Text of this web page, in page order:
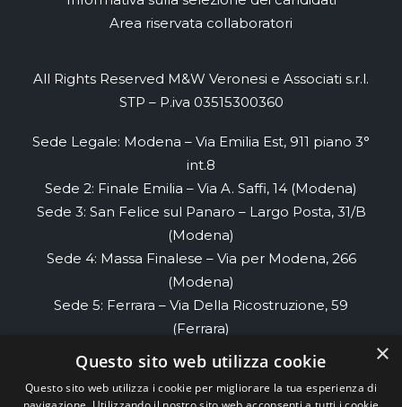
Area riservata collaboratori
All Rights Reserved M&W Veronesi e Associati s.r.l.
STP – P.iva 03515300360
Sede Legale: Modena – Via Emilia Est, 911 piano 3°
int.8
Sede 2: Finale Emilia – Via A. Saffi, 14 (Modena)
Sede 3: San Felice sul Panaro – Largo Posta, 31/B
(Modena)
Sede 4: Massa Finalese – Via per Modena, 266
(Modena)
Sede 5: Ferrara – Via Della Ricostruzione, 59
(Ferrara)
Sede 6: Renazzo- Via di Renazzo, 58 piano 2
Sede 7: Cento- Via Cesare Cremonino, 32
×
Questo sito web utilizza cookie
Questo sito web utilizza i cookie per migliorare la tua esperienza di